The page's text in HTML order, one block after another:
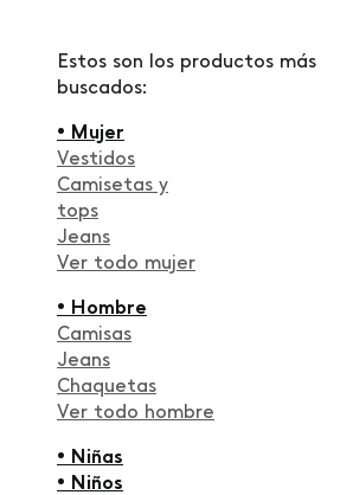
Estos son los productos más
buscados:
• Mujer
Vestidos
Camisetas y
tops
Jeans
Ver todo mujer
• Hombre
Camisas
Jeans
Chaquetas
Ver todo hombre
• Niñas
• Niños